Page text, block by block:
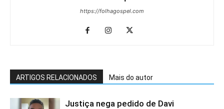
https://folhagospel.com
ARTIGOS RELACIONADOS Mais do autor
Justiça nega pedido de Davi